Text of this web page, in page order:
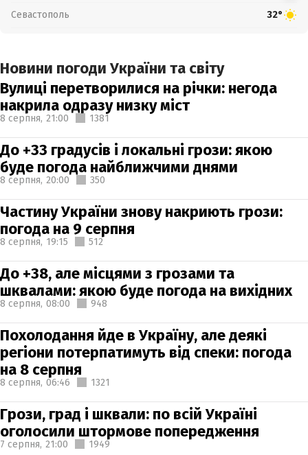
Севастополь 32°
Новини погоди України та світу
Вулиці перетворилися на річки: негода
накрила одразу низку міст
8 серпня, 21:00 1381
До +33 градусів і локальні грози: якою
буде погода найближчими днями
8 серпня, 20:00 350
Частину України знову накриють грози:
погода на 9 серпня
8 серпня, 19:15 512
До +38, але місцями з грозами та
шквалами: якою буде погода на вихідних
8 серпня, 08:00 948
Похолодання йде в Україну, але деякі
регіони потерпатимуть від спеки: погода
на 8 серпня
8 серпня, 06:46 1321
Грози, град і шквали: по всій Україні
оголосили штормове попередження
7 серпня, 21:00 1949